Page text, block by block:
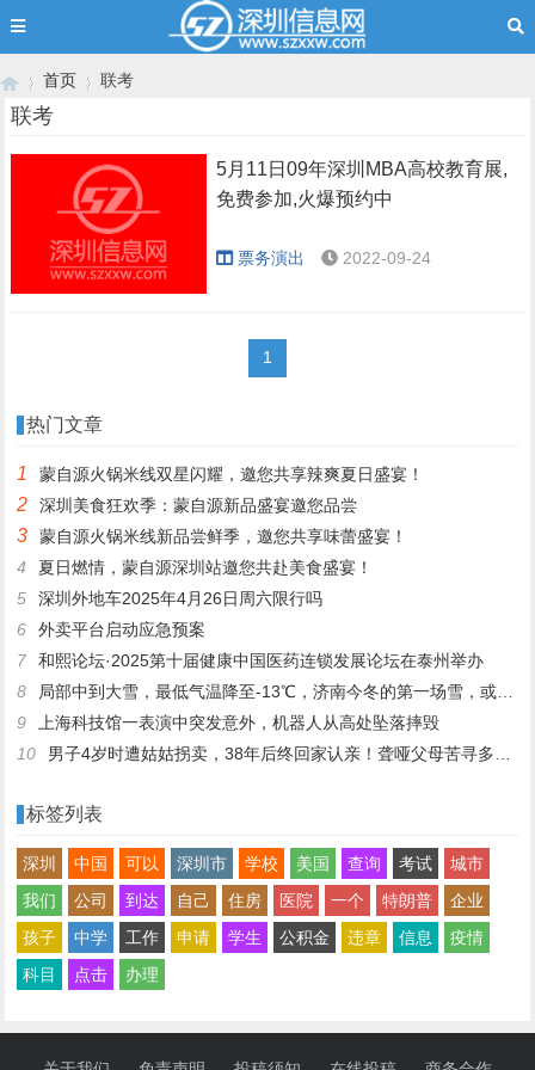
首页
›
联考
联考
5月11日09年深圳MBA高校教育展,
免费参加,火爆预约中
票务演出 2022-09-24
1
热门文章
1 蒙自源火锅米线双星闪耀，邀您共享辣爽夏日盛宴！
2 深圳美食狂欢季：蒙自源新品盛宴邀您品尝
3
蒙自源火锅米线新品尝鲜季，邀您共享味蕾盛宴！
4
夏日燃情，蒙自源深圳站邀您共赴美食盛宴！
5
深圳外地车2025年4月26日周六限行吗
6
外卖平台启动应急预案
7
和熙论坛·2025第十届健康中国医药连锁发展论坛在泰州举办
8
局部中到大雪，最低气温降至-13℃，济南今冬的第一场雪，或跟去年同一时间！
9
上海科技馆一表演中突发意外，机器人从高处坠落摔毁
10
男子4岁时遭姑姑拐卖，38年后终回家认亲！聋哑父母苦寻多年，母亲已抱憾离世丨红星寻人
标签列表
深圳 中国 可以 深圳市 学校 美国 查询 考试
城市
我们
公司 到达 自己 住房 医院 一个 特朗普
企业
孩子
中学 工作 申请 学生 公积金 违章 信息
疫情
科目
点击 办理